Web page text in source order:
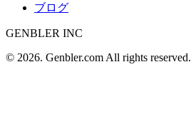
ブログ
GENBLER INC
© 2026. Genbler.com All rights reserved.